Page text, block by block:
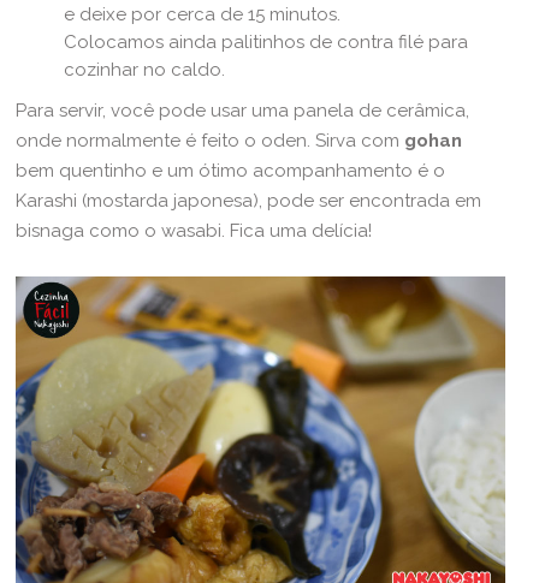
e deixe por cerca de 15 minutos.
Colocamos ainda palitinhos de contra filé para
cozinhar no caldo.
Para servir, você pode usar uma panela de cerâmica,
onde normalmente é feito o oden. Sirva com gohan
bem quentinho e um ótimo acompanhamento é o
Karashi (mostarda japonesa), pode ser encontrada em
bisnaga como o wasabi. Fica uma delícia!